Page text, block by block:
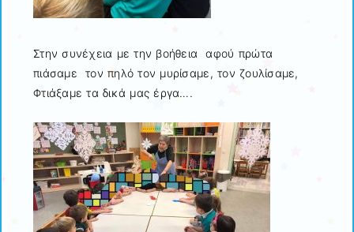
Στην συνέχεια με την βοήθεια αφού πρώτα
πιάσαμε τον πηλό τον μυρίσαμε, τον ζουλίσαμε,
Φτιάξαμε τα δικά μας έργα….